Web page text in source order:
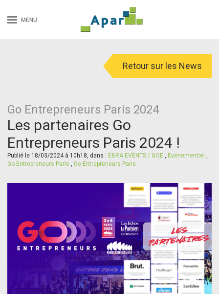
MENU
Retour sur les News
Go Entrepreneurs Paris 2024
Les partenaires Go
Entrepreneurs Paris 2024 !
Publié le 18/03/2024 à 10h18, dans : EBRA EVENTS / GOE , Evénementiel ,
Go Entrepreneurs Paris , Go Entrepreneurs Paris